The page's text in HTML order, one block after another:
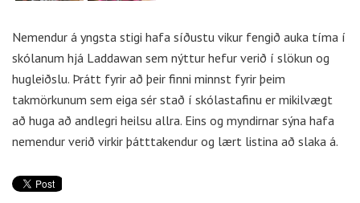
Nemendur á yngsta stigi hafa síðustu vikur fengið auka tíma í
skólanum hjá Laddawan sem nýttur hefur verið í slökun og
hugleiðslu. Þrátt fyrir að þeir finni minnst fyrir þeim
takmörkunum sem eiga sér stað í skólastafinu er mikilvægt
að huga að andlegri heilsu allra. Eins og myndirnar sýna hafa
nemendur verið virkir þátttakendur og lært listina að slaka á.